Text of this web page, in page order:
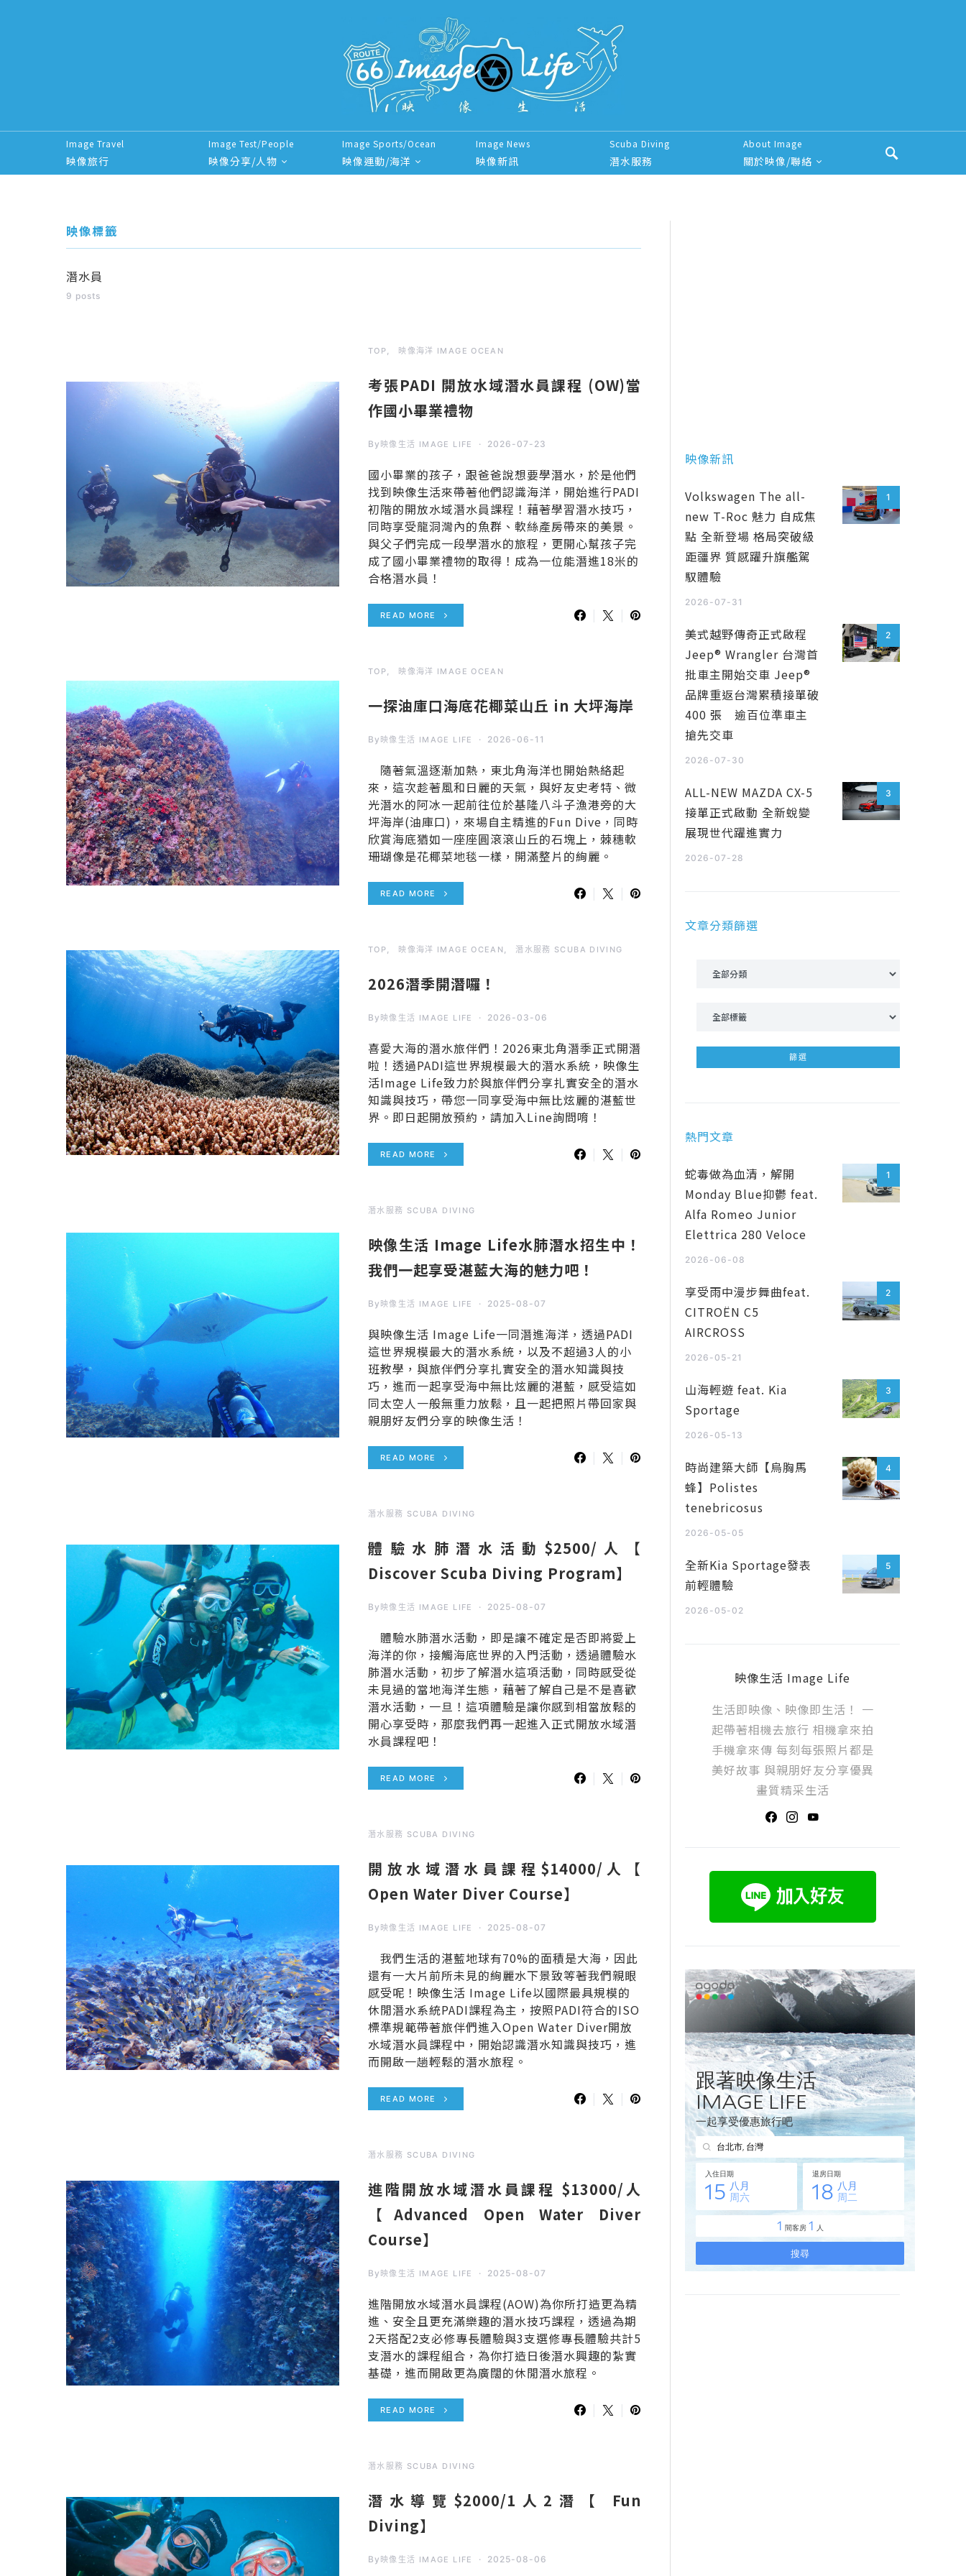
Image Travel
映像旅行
Image Test/People
映像分享/人物
Image Sports/Ocean
映像運動/海洋
Image News
映像新訊
Scuba Diving
潛水服務
About Image
關於映像/聯絡
Search for:
映像標籤
潛水員
9 posts
TOP 映像海洋 IMAGE OCEAN
考張PADI 開放水域潛水員課程 (OW)當
作國小畢業禮物
By 映像生活 IMAGE LIFE 2026-07-23
國小畢業的孩子，跟爸爸說想要學潛水，於是他們
找到映像生活來帶著他們認識海洋，開始進行PADI
初階的開放水域潛水員課程！藉著學習潛水技巧，
同時享受龍洞灣內的魚群、軟絲產房帶來的美景。
與父子們完成一段學潛水的旅程，更開心幫孩子完
成了國小畢業禮物的取得！成為一位能潛進18米的
合格潛水員！
READ MORE
TOP 映像海洋 IMAGE OCEAN
一探油庫口海底花椰菜山丘 in 大坪海岸
By 映像生活 IMAGE LIFE 2026-06-11
隨著氣溫逐漸加熱，東北角海洋也開始熱絡起
來，這次趁著風和日麗的天氣，與好友史考特、微
光潛水的阿冰一起前往位於基隆八斗子漁港旁的大
坪海岸(油庫口)，來場自主精進的Fun Dive，同時
欣賞海底猶如一座座圓滾滾山丘的石塊上，棘穗軟
珊瑚像是花椰菜地毯一樣，開滿整片的絢麗。
READ MORE
TOP 映像海洋 IMAGE OCEAN 潛水服務 SCUBA DIVING
2026潛季開潛囉！
By 映像生活 IMAGE LIFE 2026-03-06
喜愛大海的潛水旅伴們！2026東北角潛季正式開潛
啦！透過PADI這世界規模最大的潛水系統，映像生
活Image Life致力於與旅伴們分享扎實安全的潛水
知識與技巧，帶您一同享受海中無比炫麗的湛藍世
界。即日起開放預約，請加入Line詢問唷！
READ MORE
潛水服務 SCUBA DIVING
映像生活 Image Life水肺潛水招生中！
我們一起享受湛藍大海的魅力吧！
By 映像生活 IMAGE LIFE 2025-08-07
與映像生活 Image Life一同潛進海洋，透過PADI
這世界規模最大的潛水系統，以及不超過3人的小
班教學，與旅伴們分享扎實安全的潛水知識與技
巧，進而一起享受海中無比炫麗的湛藍，感受這如
同太空人一般無重力放鬆，且一起把照片帶回家與
親朋好友們分享的映像生活！
READ MORE
潛水服務 SCUBA DIVING
體驗水肺潛水活動$2500/人【
Discover Scuba Diving Program】
By 映像生活 IMAGE LIFE 2025-08-07
體驗水肺潛水活動，即是讓不確定是否即將愛上
海洋的你，接觸海底世界的入門活動，透過體驗水
肺潛水活動，初步了解潛水這項活動，同時感受從
未見過的當地海洋生態，藉著了解自己是不是喜歡
潛水活動，一旦！這項體驗是讓你感到相當放鬆的
開心享受時，那麼我們再一起進入正式開放水域潛
水員課程吧！
READ MORE
潛水服務 SCUBA DIVING
開放水域潛水員課程$14000/人【
Open Water Diver Course】
By 映像生活 IMAGE LIFE 2025-08-07
我們生活的湛藍地球有70%的面積是大海，因此
還有一大片前所未見的絢麗水下景致等著我們親眼
感受呢！映像生活 Image Life以國際最具規模的
休閒潛水系統PADI課程為主，按照PADI符合的ISO
標準規範帶著旅伴們進入Open Water Diver開放
水域潛水員課程中，開始認識潛水知識與技巧，進
而開啟一趟輕鬆的潛水旅程。
READ MORE
潛水服務 SCUBA DIVING
進階開放水域潛水員課程 $13000/人
【Advanced Open Water Diver
Course】
By 映像生活 IMAGE LIFE 2025-08-07
進階開放水域潛水員課程(AOW)為你所打造更為精
進、安全且更充滿樂趣的潛水技巧課程，透過為期
2天搭配2支必修專長體驗與3支選修專長體驗共計5
支潛水的課程組合，為你打造日後潛水興趣的紮實
基礎，進而開啟更為廣闊的休閒潛水旅程。
READ MORE
潛水服務 SCUBA DIVING
潛水導覽$2000/1人2潛【 Fun
Diving】
By 映像生活 IMAGE LIFE 2025-08-06
映像新訊
1
Volkswagen The all-
new T-Roc 魅力 自成焦
點 全新登場 格局突破級
距疆界 質感躍升旗艦駕
馭體驗
2026-07-31
2
美式越野傳奇正式啟程
Jeep® Wrangler 台灣首
批車主開始交車 Jeep®
品牌重返台灣累積接單破
400 張 逾百位準車主
搶先交車
2026-07-30
3
ALL-NEW MAZDA CX-5
接單正式啟動 全新蛻變
展現世代躍進實力
2026-07-28
文章分類篩選
熱門文章
1
蛇毒做為血清，解開
Monday Blue抑鬱 feat.
Alfa Romeo Junior
Elettrica 280 Veloce
2026-06-08
2
享受雨中漫步舞曲feat.
CITROËN C5
AIRCROSS
2026-05-21
3
山海輕遊 feat. Kia
Sportage
2026-05-13
4
時尚建築大師【烏胸馬
蜂】Polistes
tenebricosus
2026-05-05
5
全新Kia Sportage發表
前輕體驗
2026-05-02
映像生活 Image Life
生活即映像、映像即生活！ 一
起帶著相機去旅行 相機拿來拍
手機拿來傳 每刻每張照片都是
美好故事 與親朋好友分享優異
畫質精采生活